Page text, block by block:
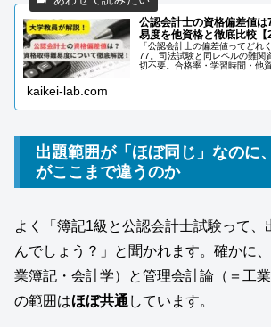
公認会計士の資格偏差値
易度を他資格と徹底比較【
「公認会計士の偏差値ってどれ
77。司法試験と同レベルの難関
切不要。合格率・学習時間・他
kaikei-lab.com
出題範囲が「ほぼ同じ」なのに
がここまで違うのか
よく「簿記1級と公認会計士試験って、
んでしょう？」と聞かれます。確かに
業簿記・会計学）と管理会計論（＝工業
の範囲はほぼ共通 しています。